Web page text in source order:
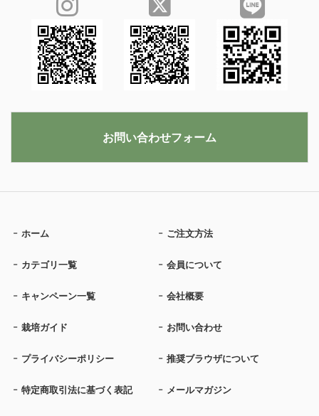
ホーム ご注文方法
カテゴリ一覧 会員について
キャンペーン一覧 会社概要
栽培ガイド お問い合わせ
プライバシーポリシー 推奨ブラウザについて
特定商取引法に基づく表記 メールマガジン
お問い合わせフォーム